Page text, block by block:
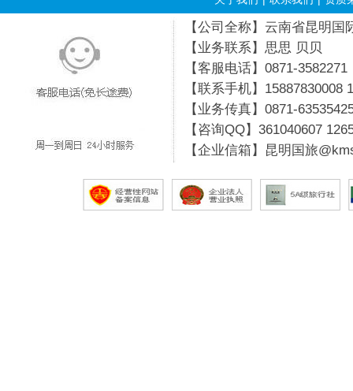
【公司全称】云南省昆明
【业务联系】思思 贝贝
【客服电话】0871-3582271
【联系手机】15887830008
【业务传真】0871-
【咨询QQ】 361040607
【企业信箱】昆明国旅